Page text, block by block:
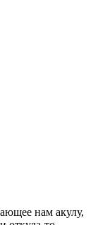
нам акулу,